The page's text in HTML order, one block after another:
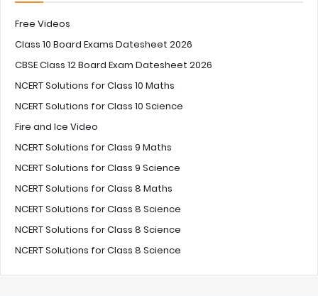
Free Videos
Class 10 Board Exams Datesheet 2026
CBSE Class 12 Board Exam Datesheet 2026
NCERT Solutions for Class 10 Maths
NCERT Solutions for Class 10 Science
Fire and Ice Video
NCERT Solutions for Class 9 Maths
NCERT Solutions for Class 9 Science
NCERT Solutions for Class 8 Maths
NCERT Solutions for Class 8 Science
NCERT Solutions for Class 8 Science
NCERT Solutions for Class 8 Science